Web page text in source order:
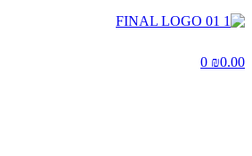
₪0.00
0